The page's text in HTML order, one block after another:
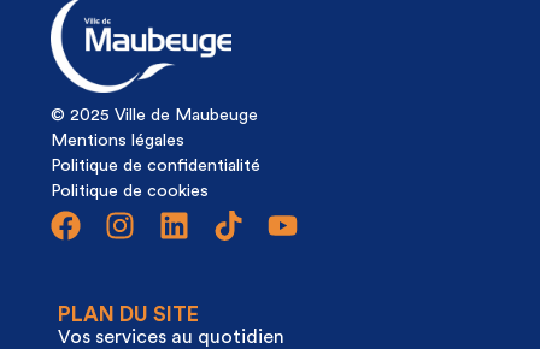
© 2025 Ville de Maubeuge
Mentions légales
Politique de confidentialité
Politique de cookies
PLAN DU SITE
Vos services au quotidien